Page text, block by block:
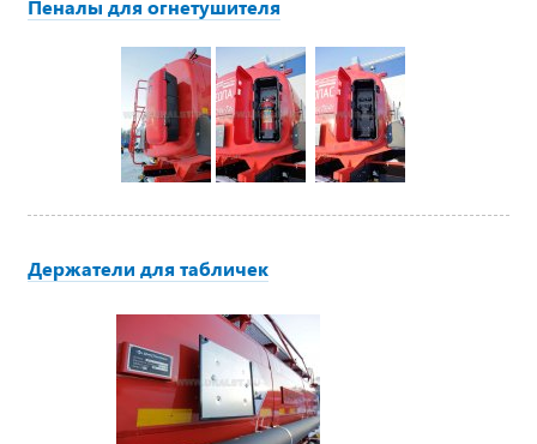
Пеналы для огнетушителя
Держатели для табличек